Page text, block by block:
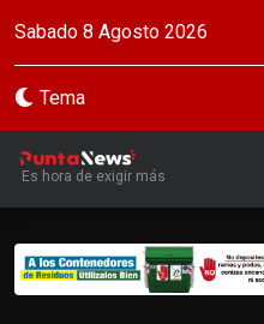
Sabado 8 Agosto 2026
Tema
Es hora de exigir más